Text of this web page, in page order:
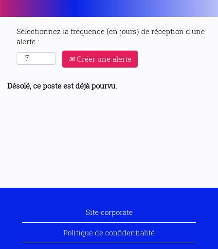
Sélectionnez la fréquence (en jours) de réception d’une
alerte :
Créer une alerte
Désolé, ce poste est déjà pourvu.
Site corporate
Politique de confidentialité